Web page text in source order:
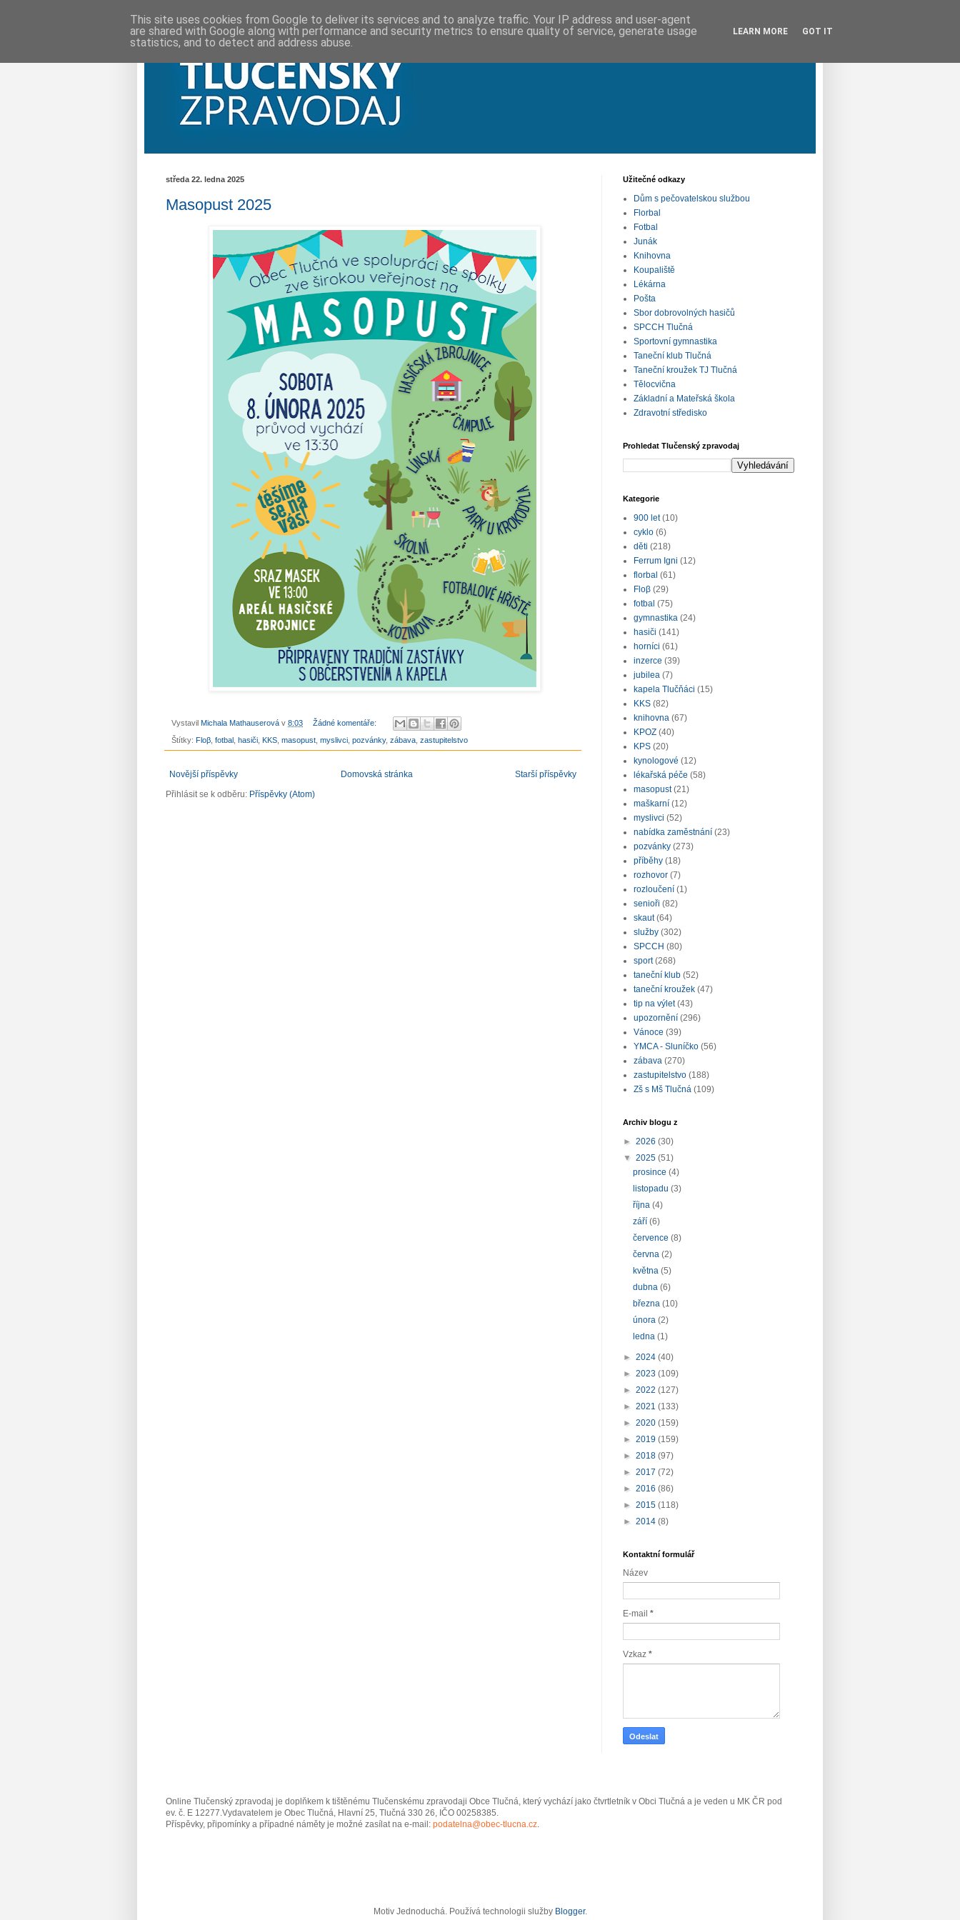
středa 22. ledna 2025
Masopust 2025
Vystavil Michala Mathauserová v 8:03 Žádné komentáře:
Štítky: Floβ fotbal hasiči KKS masopust myslivci pozvánky, zábava zastupitelstvo
Novější příspěvky Starší příspěvky
Domovská stránka
Přihlásit se k odběru: Příspěvky (Atom)
Užitečné odkazy
Dům s pečovatelskou službou
Florbal
Fotbal
Junák
Knihovna
Koupaliště
Lékárna
Pošta
Sbor dobrovolných hasičů
SPCCH Tlučná
Sportovní gymnastika
Taneční klub Tlučná
Taneční kroužek TJ Tlučná
Tělocvična
Základní a Mateřská škola
Zdravotní středisko
Prohledat Tlučenský zpravodaj
Kategorie
900 let (10)
cyklo (6)
děti (218)
Ferrum Igni (12)
florbal (61)
Floβ (29)
fotbal (75)
gymnastika (24)
hasiči (141)
horníci (61)
inzerce (39)
jubilea (7)
kapela Tlučňáci (15)
KKS (82)
knihovna (67)
KPOZ (40)
KPS (20)
kynologové (12)
lékařská péče (58)
masopust (21)
maškarní (12)
myslivci (52)
nabídka zaměstnání (23)
pozvánky (273)
příběhy (18)
rozhovor (7)
rozloučení (1)
senioři (82)
skaut (64)
služby (302)
SPCCH (80)
sport (268)
taneční klub (52)
taneční kroužek (47)
tip na výlet (43)
upozornění (296)
Vánoce (39)
YMCA - Sluníčko (56)
zábava (270)
zastupitelstvo (188)
Zš s Mš Tlučná (109)
Archiv blogu z
► 2026 (30)
▼ 2025 (51)
prosince(4)
listopadu(3)
října(4)
září(6)
července(8)
června(2)
května(5)
dubna(6)
března(10)
února(2)
ledna(1)
► 2024 (40)
► 2023 (109)
► 2022 (127)
► 2021 (133)
► 2020 (159)
► 2019 (159)
► 2018 (97)
► 2017 (72)
► 2016 (86)
► 2015 (118)
► 2014 (8)
Kontaktní formulář
Název
E-mail *
Vzkaz *
Online Tlučenský zpravodaj je doplňkem k tištěnému Tlučenskému zpravodaji Obce Tlučná, který vychází jako čtvrtletník v Obci Tlučná a je veden u MK ČR pod
ev. č. E 12277.Vydavatelem je Obec Tlučná, Hlavní 25, Tlučná 330 26, IČO 00258385.
Příspěvky, připomínky a případné náměty je možné zasílat na e-mail: podatelna@obec-tlucna.cz.
Motiv Jednoduchá. Používá technologii služby Blogger.
This site uses cookies from Google to deliver its services and to analyze traffic. Your IP address and user-agent
are shared with Google along with performance and security metrics to ensure quality of service, generate usage
statistics, and to detect and address abuse.
LEARN MORE GOT IT